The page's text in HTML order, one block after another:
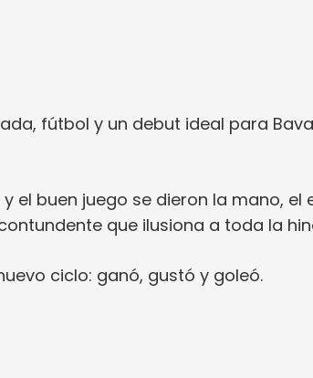
fútbol y un debut ideal para Bava
el buen juego se dieron la mano, el
que ilusiona a toda la
ciclo: ganó, gustó y goleó.